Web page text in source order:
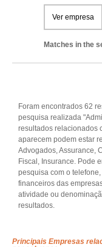
Ver empresa
Matches in the
Foram encontrados 62
pesquisa realizada
resultados relacionados
aparecem podem estar
Advogados, Assurance,
Fiscal, Insurance. Pode
pesquisa com o
financeiros das
atividade ou
resultados.
Principais Empresas